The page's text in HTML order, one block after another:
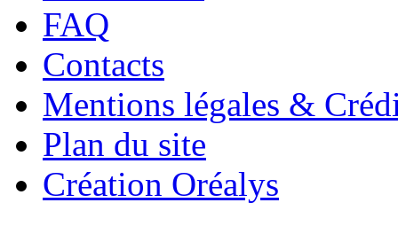
FAQ
Contacts
Mentions légales &
Plan du site
Création Oréalys